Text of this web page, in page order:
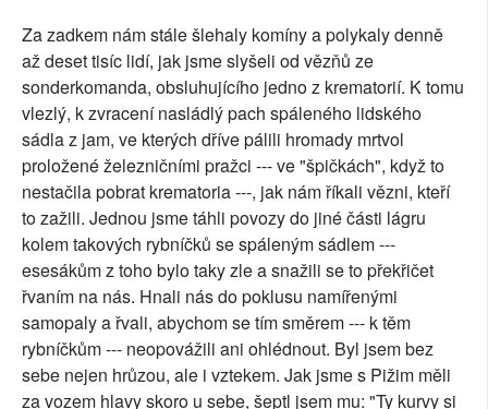
Za zadkem nám stále šlehaly komíny a polykaly denně
až deset tisíc lidí, jak jsme slyšeli od vězňů ze
sonderkomanda, obsluhujícího jedno z krematorií. K tomu
vlezlý, k zvracení nasládlý pach spáleného lidského
sádla z jam, ve kterých dříve pálili hromady mrtvol
proložené železničními pražci --- ve "špičkách", když to
nestačila pobrat krematoria ---, jak nám říkali vězni, kteří
to zažili. Jednou jsme táhli povozy do jiné části lágru
kolem takových rybníčků se spáleným sádlem ---
esesákům z toho bylo taky zle a snažili se to překřičet
řvaním na nás. Hnali nás do poklusu namířenými
samopaly a řvali, abychom se tím směrem --- k těm
rybníčkům --- neopovážili ani ohlédnout. Byl jsem bez
sebe nejen hrůzou, ale i vztekem. Jak jsme s Pižim měli
za vozem hlavy skoro u sebe, šeptl jsem mu: "Ty kurvy si